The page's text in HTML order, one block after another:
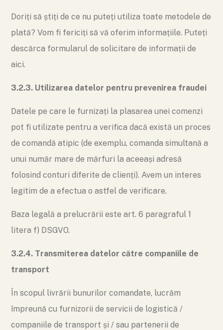
Doriți să știți de ce nu puteți utiliza toate metodele de
plată? Vom fi fericiți să vă oferim informațiile. Puteți
descărca formularul de solicitare de informații de
aici.
3.2.3. Utilizarea datelor pentru prevenirea fraudei
Datele pe care le furnizați la plasarea unei comenzi
pot fi utilizate pentru a verifica dacă există un proces
de comandă atipic (de exemplu, comanda simultană a
unui număr mare de mărfuri la aceeași adresă
folosind conturi diferite de clienți). Avem un interes
legitim de a efectua o astfel de verificare.
Baza legală a prelucrării este art. 6 paragraful 1
litera f) DSGVO.
3.2.4. Transmiterea datelor către companiile de
transport
În scopul livrării bunurilor comandate, lucrăm
împreună cu furnizorii de servicii de logistică /
companiile de transport și / sau partenerii de